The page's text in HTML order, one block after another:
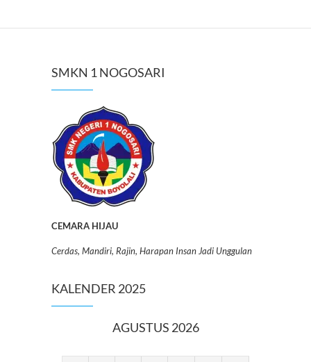
SMKN 1 NOGOSARI
CEMARA HIJAU
Cerdas, Mandiri, Rajin, Harapan Insan Jadi Unggulan
KALENDER 2025
AGUSTUS 2026